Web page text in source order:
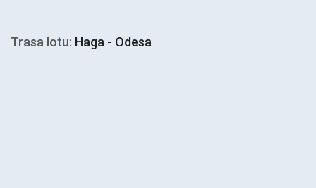
Trasa lotu: Haga - Odesa